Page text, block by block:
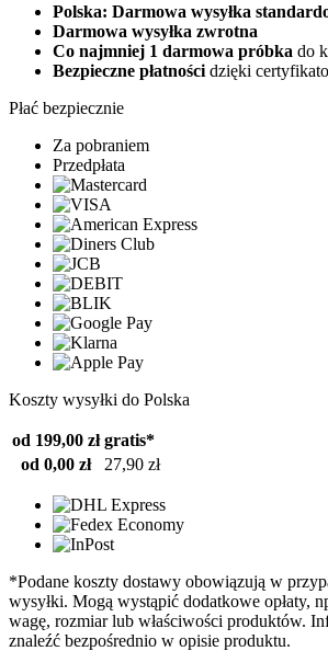
Polska: Darmowa wysyłka
Darmowa wysyłka zwrotna
Co najmniej 1 darmowa próbka do
Bezpieczne płatności dzięki
Płać bezpiecznie
Za pobraniem
Przedpłata
Koszty wysyłki do Polska
od 199,00 zł gratis*
od 0,00 zł
27,90 zł
*Podane koszty dostawy obowiązują w
wysyłki. Mogą wystąpić dodatkowe opłaty,
wagę, rozmiar lub właściwości produktów.
znaleźć bezpośrednio w opisie produktu.